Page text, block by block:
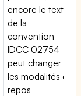
encore le texte
de la
convention
IDCC 02754
peut changer
les modalités du
repos